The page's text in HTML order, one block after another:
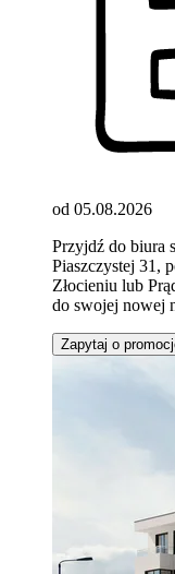
od 05.08.2026
Przyjdź do biura
Piaszczystej 31,
Złocieniu lub
do swojej nowej
Zapytaj o